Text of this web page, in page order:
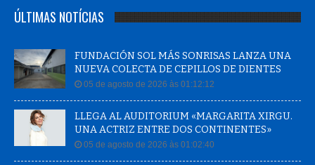
ÚLTIMAS NOTÍCIAS
FUNDACIÓN SOL MÁS SONRISAS LANZA UNA
NUEVA COLECTA DE CEPILLOS DE DIENTES
05 de agosto de 2026 às 01:12:12
LLEGA AL AUDITORIUM «MARGARITA XIRGU.
UNA ACTRIZ ENTRE DOS CONTINENTES»
05 de agosto de 2026 às 01:02:40